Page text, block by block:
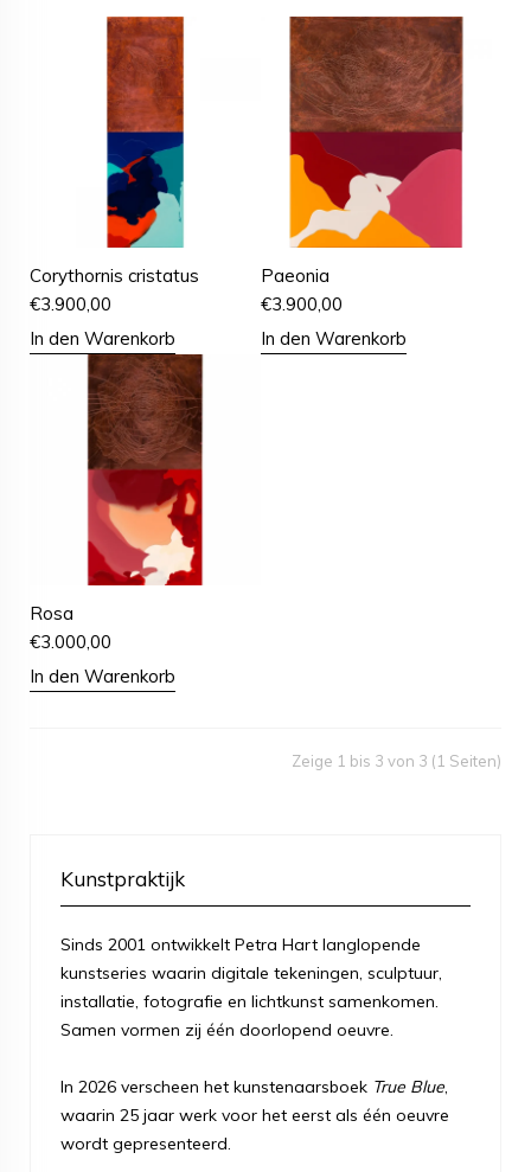
Corythornis cristatus
€3.900,00
In den Warenkorb
Paeonia
€3.900,00
In den Warenkorb
Rosa
€3.000,00
In den Warenkorb
Zeige 1 bis 3 von 3 (1 Seiten)
Kunstpraktijk
Sinds 2001 ontwikkelt Petra Hart langlopende
kunstseries waarin digitale tekeningen, sculptuur,
installatie, fotografie en lichtkunst samenkomen.
Samen vormen zij één doorlopend oeuvre.
In 2026 verscheen het kunstenaarsboek True Blue,
waarin 25 jaar werk voor het eerst als één oeuvre
wordt gepresenteerd.